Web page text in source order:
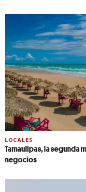
LOCALES
Tamaulipas, la segunda
negocios